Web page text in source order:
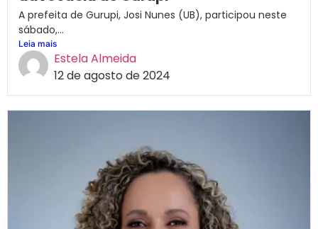
A prefeita de Gurupi, Josi Nunes (UB), participou neste
sábado,...
Leia mais
Estela Almeida
12 de agosto de 2024